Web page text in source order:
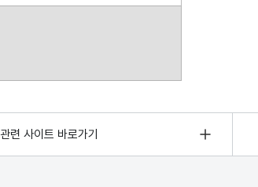
관련 사이트 바로가기